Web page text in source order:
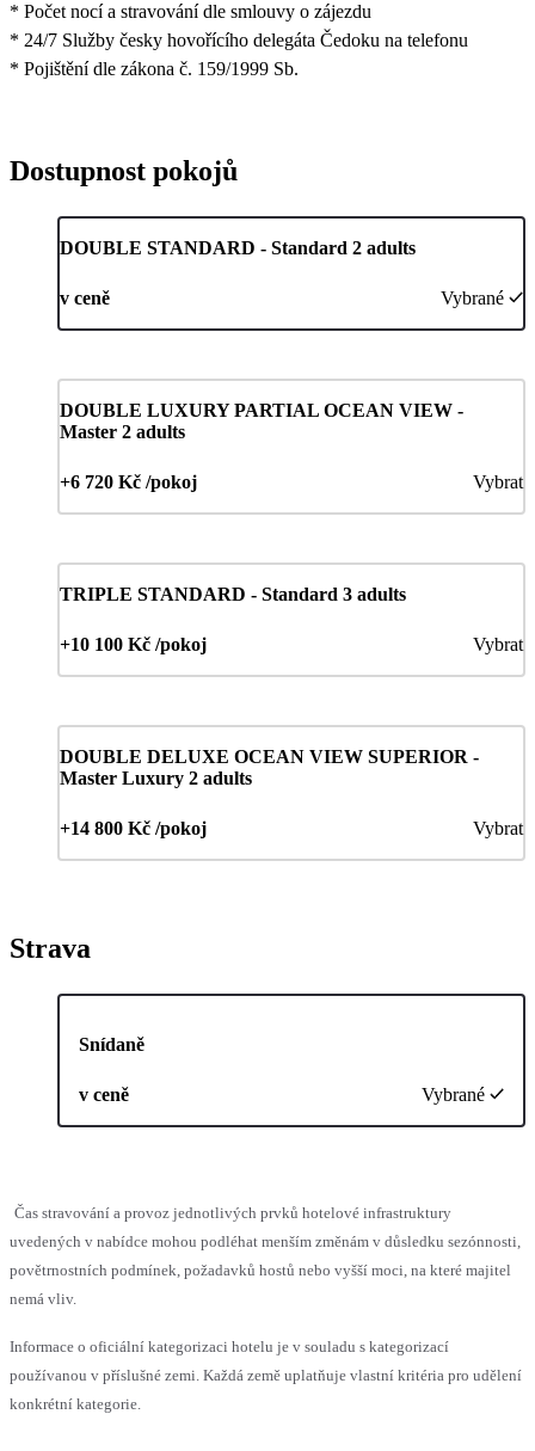
* Počet nocí a stravování dle smlouvy o zájezdu
* 24/7 Služby česky hovořícího delegáta Čedoku na telefonu
* Pojištění dle zákona č. 159/1999 Sb.
Dostupnost pokojů
DOUBLE STANDARD - Standard 2 adults
v ceně Vybrané
DOUBLE LUXURY PARTIAL OCEAN VIEW -
Master 2 adults
+6 720 Kč /pokoj Vybrat
TRIPLE STANDARD - Standard 3 adults
+10 100 Kč /pokoj Vybrat
DOUBLE DELUXE OCEAN VIEW SUPERIOR -
Master Luxury 2 adults
+14 800 Kč /pokoj Vybrat
Strava
Snídaně
v ceně Vybrané
Čas stravování a provoz jednotlivých prvků hotelové infrastruktury
uvedených v nabídce mohou podléhat menším změnám v důsledku sezónnosti,
povětrnostních podmínek, požadavků hostů nebo vyšší moci, na které majitel
nemá vliv.
Informace o oficiální kategorizaci hotelu je v souladu s kategorizací
používanou v příslušné zemi. Každá země uplatňuje vlastní kritéria pro udělení
konkrétní kategorie.